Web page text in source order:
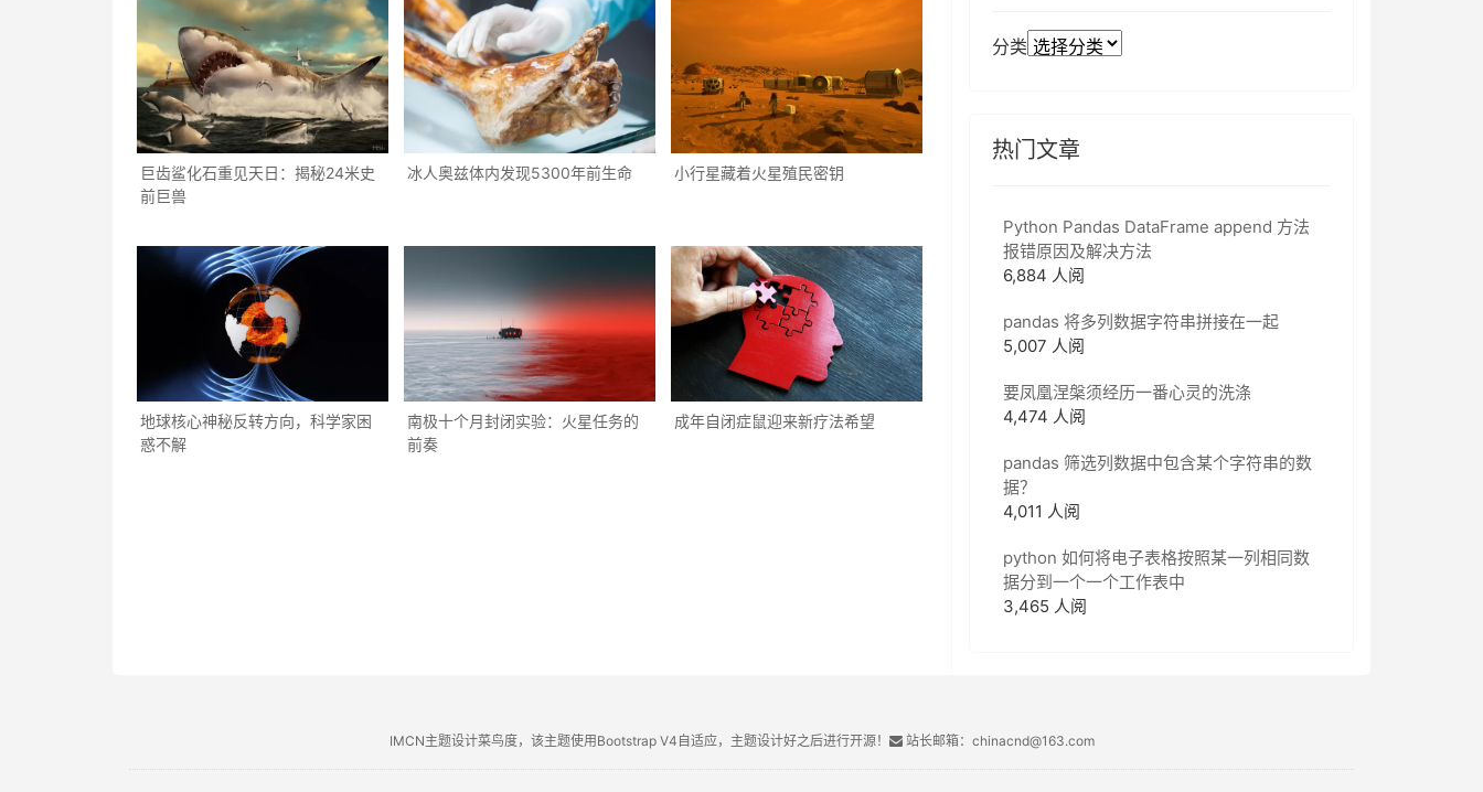
巨齿鲨化石重见天日：揭秘24米史
前巨兽
冰人奥兹体内发现5300年前生命 小行星藏着火星殖民密钥
地球核心神秘反转方向，科学家困
惑不解
南极十个月封闭实验：火星任务的
前奏
成年自闭症鼠迎来新疗法希望
分类
热门文章
Python Pandas DataFrame append 方法
报错原因及解决方法
6,884 人阅
pandas 将多列数据字符串拼接在一起
5,007 人阅
要凤凰涅槃须经历一番心灵的洗涤
4,474 人阅
pandas 筛选列数据中包含某个字符串的数
据？
4,011 人阅
python 如何将电子表格按照某一列相同数
据分到一个一个工作表中
3,465 人阅
IMCN主题设计菜鸟度，该主题使用Bootstrap V4自适应，主题设计好之后进行开源！ 站长邮箱：chinacnd@163.com